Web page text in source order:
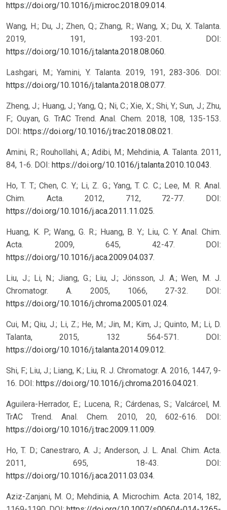
https://doi.org/10.1016/j.microc.2018.09.014.
Wang, H.; Du, J.; Zhen, Q.; Zhang, R.; Wang, X.; Du, X. Talanta.
2019, 191, 193-201. DOI:
https://doi.org/10.1016/j.talanta.2018.08.060.
Lashgari, M.; Yamini, Y. Talanta. 2019, 191, 283-306. DOI:
https://doi.org/10.1016/j.talanta.2018.08.077.
Zheng, J.; Huang, J.; Yang, Q.; Ni, C.; Xie, X.; Shi, Y.; Sun, J.; Zhu,
F.; Ouyan, G. TrAC Trend. Anal. Chem. 2018, 108, 135-153.
DOI: https://doi.org/10.1016/j.trac.2018.08.021.
Amini, R.; Rouhollahi, A.; Adibi, M.; Mehdinia, A. Talanta. 2011,
84, 1-6. DOI: https://doi.org/10.1016/j.talanta.2010.10.043.
Ho, T. T.; Chen, C. Y.; Li, Z. G.; Yang, T. C. C.; Lee, M. R. Anal.
Chim. Acta. 2012, 712, 72-77. DOI:
https://doi.org/10.1016/j.aca.2011.11.025.
Huang, K. P.; Wang, G. R.; Huang, B. Y.; Liu, C. Y. Anal. Chim.
Acta. 2009, 645, 42-47. DOI:
https://doi.org/10.1016/j.aca.2009.04.037.
Liu, J.; Li, N.; Jiang, G.; Liu, J.; Jönsson, J. A.; Wen, M. J.
Chromatogr. A. 2005, 1066, 27-32. DOI:
https://doi.org/10.1016/j.chroma.2005.01.024.
Cui, M.; Qiu, J.; Li, Z.; He, M.; Jin, M.; Kim, J.; Quinto, M.; Li, D.
Talanta, 2015, 132 564-571. DOI:
https://doi.org/10.1016/j.talanta.2014.09.012.
Shi, F.; Liu, J.; Liang, K.; Liu, R. J. Chromatogr. A. 2016, 1447, 9-
16. DOI: https://doi.org/10.1016/j.chroma.2016.04.021.
Aguilera-Herrador, E.; Lucena, R.; Cárdenas, S.; Valcárcel, M.
TrAC Trend. Anal. Chem. 2010, 20, 602-616. DOI:
https://doi.org/10.1016/j.trac.2009.11.009.
Ho, T. D.; Canestraro, A. J.; Anderson, J. L. Anal. Chim. Acta.
2011, 695, 18-43. DOI:
https://doi.org/10.1016/j.aca.2011.03.034.
Aziz-Zanjani, M. O.; Mehdinia, A. Microchim. Acta. 2014, 182,